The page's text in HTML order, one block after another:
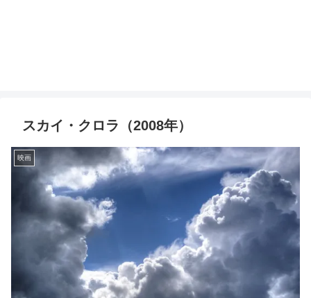
スカイ・クロラ（2008年）
映画